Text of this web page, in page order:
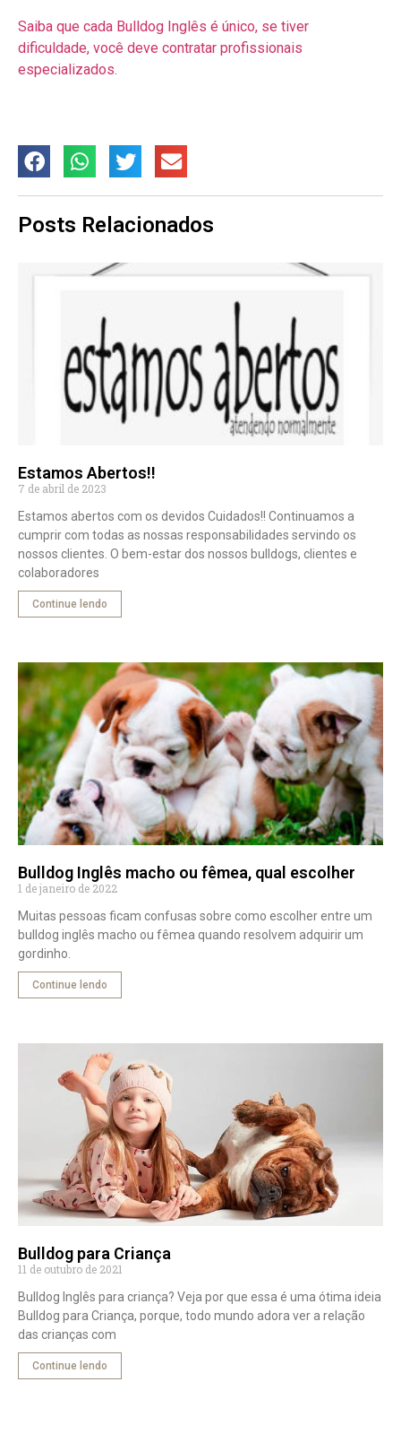
Saiba que cada Bulldog Inglês é único, se tiver
dificuldade, você deve contratar profissionais
especializados.
Posts Relacionados
Estamos Abertos!!
7 de abril de 2023
Estamos abertos com os devidos Cuidados!! Continuamos a
cumprir com todas as nossas responsabilidades servindo os
nossos clientes. O bem-estar dos nossos bulldogs, clientes e
colaboradores
Continue lendo
Bulldog Inglês macho ou fêmea, qual escolher
1 de janeiro de 2022
Muitas pessoas ficam confusas sobre como escolher entre um
bulldog inglês macho ou fêmea quando resolvem adquirir um
gordinho.
Continue lendo
Bulldog para Criança
11 de outubro de 2021
Bulldog Inglês para criança? Veja por que essa é uma ótima ideia
Bulldog para Criança, porque, todo mundo adora ver a relação
das crianças com
Continue lendo